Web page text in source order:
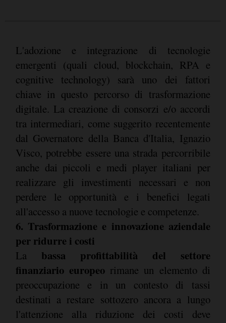
L'adozione e integrazione di tecnologie
emergenti (quali cloud, blockchain, RPA e
cognitive technology) sarà uno dei fattori
chiave in questo percorso di trasformazione
digitale. La creazione di consorzi e/o accordi
tra intermediari, come suggerito recentemente
dal Governatore della Banca d'Italia, Ignazio
Visco, potrebbe essere una strada percorribile
anche dai piccoli e medi player italiani per
realizzare gli investimenti necessari e non
perdere le opportunità e i benefici legati
all'accesso a nuove tecnologie e competenze.
6. Trasformazione e innovazione aziendale
per ridurre i costi
La bassa profittabilità del settore
finanziario europeorimane un elemento di
preoccupazione e in un contesto di tassi
destinati a restare sottozero ancora a lungo
l'attenzione alla riduzione dei costi deve